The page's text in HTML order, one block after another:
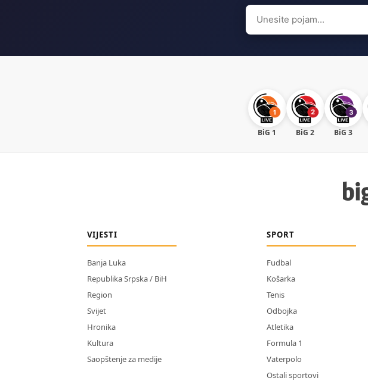
Search
for:
BiG 1 BiG 2 BiG 3
VIJESTI
Banja Luka
Republika Srpska / BiH
Region
Svijet
Hronika
Kultura
Saopštenje za medije
SPORT
Fudbal
Košarka
Tenis
Odbojka
Atletika
Formula 1
Vaterpolo
Ostali sportovi